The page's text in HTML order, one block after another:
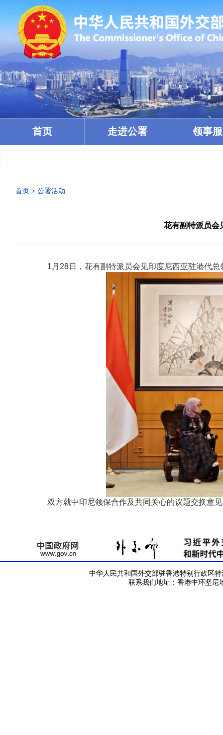
首页 走进公署 领事
首页 > 公署活动
花有副特派员会
1月28日，花有副特派员会见印度尼西亚驻港代总
双方就中印尼领保合作及共同关心的议题交换意
中华人民共和国外交部驻香港特别行政区特
联系我们地址：香港中环坚尼